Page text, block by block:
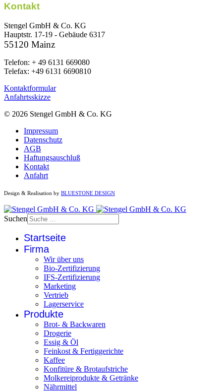
Kontakt
Stengel GmbH & Co. KG
Hauptstr. 17-19 - Gebäude 6317
55120 Mainz
Telefon: + 49 6131 669080
Telefax: +49 6131 6690810
Kontaktformular
Anfahrtsskizze
© 2026 Stengel GmbH & Co. KG
Impressum
Datenschutz
AGB
Haftungsauschluß
Kontakt
Anfahrt
Design & Realisation by BLUESTONE DESIGN
Suchen
Startseite
Firma
Wir über uns
Bio-Zertifizierung
IFS-Zertifizierung
Marketing
Vertrieb
Lagerservice
Produkte
Brot- & Backwaren
Drogerie
Essig & Öl
Feinkost & Fertiggerichte
Kaffee
Konfitüre & Brotaufstriche
Molkereiprodukte & Getränke
Nährmittel